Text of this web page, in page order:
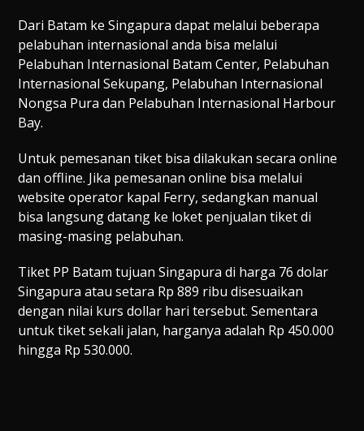
Dari Batam ke Singapura dapat melalui beberapa
pelabuhan internasional anda bisa melalui
Pelabuhan Internasional Batam Center, Pelabuhan
Internasional Sekupang, Pelabuhan Internasional
Nongsa Pura dan Pelabuhan Internasional Harbour
Bay.
Untuk pemesanan tiket bisa dilakukan secara online
dan offline. Jika pemesanan online bisa melalui
website operator kapal Ferry, sedangkan manual
bisa langsung datang ke loket penjualan tiket di
masing-masing pelabuhan.
Tiket PP Batam tujuan Singapura di harga 76 dolar
Singapura atau setara Rp 889 ribu disesuaikan
dengan nilai kurs dollar hari tersebut. Sementara
untuk tiket sekali jalan, harganya adalah Rp 450.000
hingga Rp 530.000.